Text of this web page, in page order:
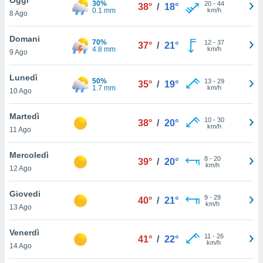
è
al sito
di
ci
di
il
un
la
nella
8 Ago
30%
0.1 mm
38° / 18° 20- 44
km/h
Domani
9 Ago
70%
4.8 mm
37° / 21° 12- 37
km/h
Lunedì
10 Ago
50%
1.7 mm
35° / 19° 13- 29
km/h
Martedì
11 Ago
38° / 20° 10- 30
km/h
Mercoledì
12 Ago
39° / 20° 8- 20
km/h
Giovedi
13 Ago
40° / 21° 9- 29
km/h
Venerdì
14 Ago
41° / 22° 11 - 26
km/h